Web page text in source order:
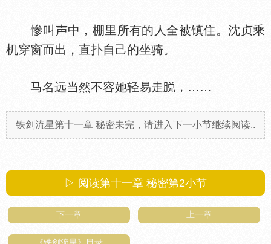
惨叫声中，棚里所有的人全被镇住。沈贞乘
机穿窗而出，直扑自己的坐骑。
马名远当然不容她轻易走 ，……
铁剑流星第十一章 秘密未完，请进入下一小节继续阅读..
▷ 阅读第十一章 秘密第2小节
下一章 上一章